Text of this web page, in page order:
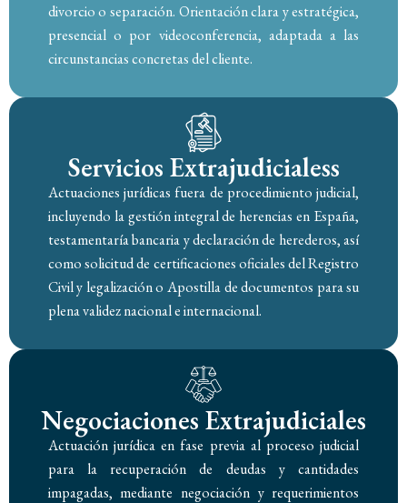
divorcio o separación. Orientación clara y estratégica,
presencial o por videoconferencia, adaptada a las
circunstancias concretas del cliente.
Servicios Extrajudicialess
Actuaciones jurídicas fuera de procedimiento judicial,
incluyendo la gestión integral de herencias en España,
testamentaría bancaria y declaración de herederos, así
como solicitud de certificaciones oficiales del Registro
Civil y legalización o Apostilla de documentos para su
plena validez nacional e internacional.
Negociaciones Extrajudiciales
Actuación jurídica en fase previa al proceso judicial
para la recuperación de deudas y cantidades
impagadas, mediante negociación y requerimientos